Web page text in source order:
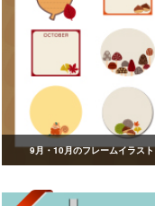
9月・10月のフレームイラスト